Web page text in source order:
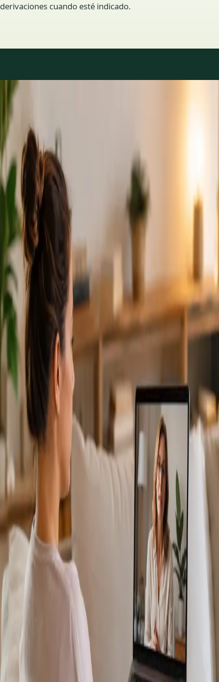
derivaciones cuando esté indicado.
Áreas de especialidad
Consultas con especialistas
disponibles
Los perfiles se actualizan a medida que el equipo crece.
2
Specialist
Cardiología Especialista
From
€79
Duration
15 min
Más información: Cardiología Especialista
Reservar cita
Specialist
Consulta Diagnostico vascular
Duration
Consulta Diagnostico vascular
Reservar
cita
Specialist
Consulta Online Flebologia y Linfologia
From
€150
Duration
Consulta Online Flebologia y Linfologia
Reservar cita
Dermatología Especialista